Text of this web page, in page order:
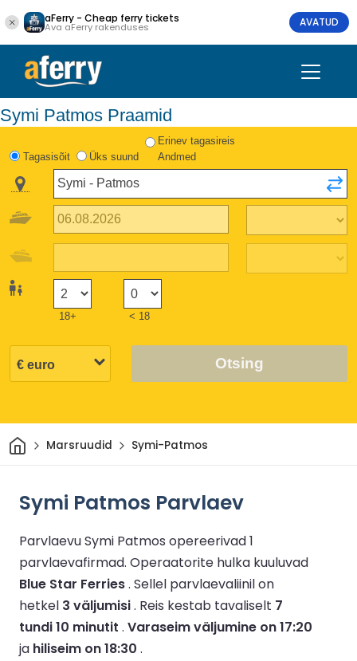
aFerry - Cheap ferry tickets
Ava aFerry rakenduses AVATUD
Symi Patmos Praamid
Tagasisõit Üks suund
Erinev tagasireis
Andmed
18+ < 18
Otsing
Avaleht
Marsruudid Symi-Patmos
Symi Patmos Parvlaev
Parvlaevu Symi Patmos opereerivad 1
parvlaevafirmad. Operaatorite hulka kuuluvad
Blue Star Ferries. Sellel parvlaevaliinil on
hetkel 3 väljumisi. Reis kestab tavaliselt 7
tundi 10 minutit . Varaseim väljumine on 17:20
ja hiliseim on 18:30 .